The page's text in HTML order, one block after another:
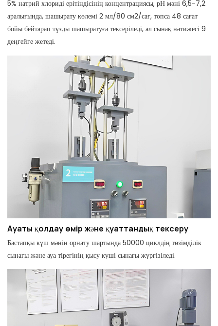
5% натрий хлориді ерітіндісінің концентрациясы, рН мәні 6,5-7,2
аралығында, шашырату көлемі 2 мл/80 см2/сағ, топса 48 сағат
бойы бейтарап тұзды шашыратуға тексеріледі, ал сынақ нәтижесі 9
деңгейге жетеді.
Ауаты қолдау өмір және қуаттандық тексеру
Бастапқы күш мәнін орнату шартында 50000 циклдің төзімділік
сынағы және ауа тірегінің қысу күші сынағы жүргізіледі.